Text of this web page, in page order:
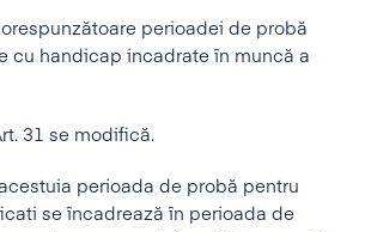
perioadei de probă
cu handicap incadrate în muncă a
31 se modifică.
perioada de probă pentru
se încadrează în perioada de